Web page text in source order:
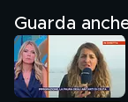
Guarda